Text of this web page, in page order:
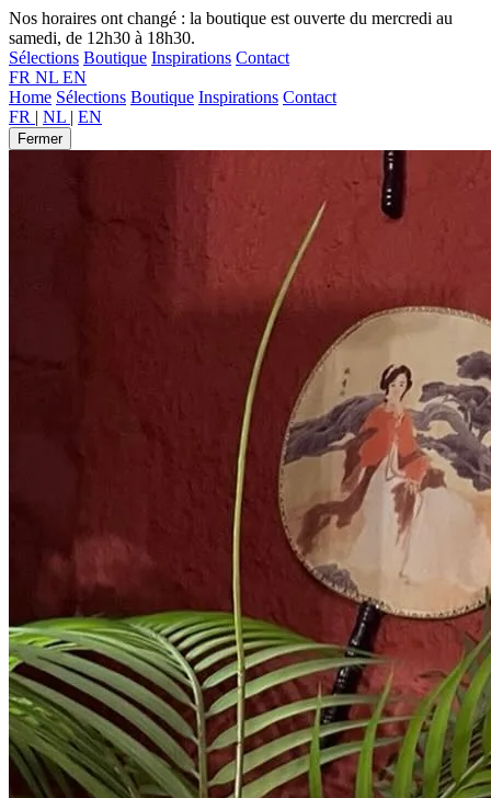
Nos horaires ont changé : la boutique est ouverte du mercredi au
samedi, de 12h30 à 18h30.
Sélections Boutique Inspirations Contact
FR NL EN
Home Sélections Boutique Inspirations Contact
FR | NL | EN
Fermer